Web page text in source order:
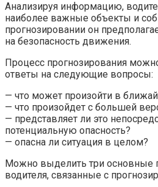
Анализируя информацию,
наиболее важные объекты и
прогнозировании он
на безопасность движения.
Процесс прогнозирования
ответы на следующие вопросы:
— что может произойти в
— что произойдет с большей
— представляет ли это
потенциальную опасность?
— опасна ли ситуация в целом?
Можно выделить три основные
водителя, связанные с